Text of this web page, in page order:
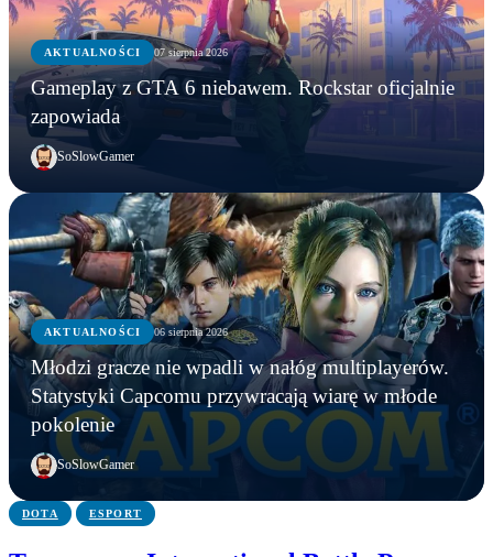
AKTUALNOŚCI 07 sierpnia 2026
Gameplay z GTA 6 niebawem. Rockstar oficjalnie
zapowiada
SoSlowGamer
AKTUALNOŚCI 06 sierpnia 2026
Młodzi gracze nie wpadli w nałóg multiplayerów.
Statystyki Capcomu przywracają wiarę w młode
pokolenie
SoSlowGamer
AKTUALNOŚCI
WWE chce zastrzec znak towarowy „Vice City”.
Przypadek?
AKTUALNOŚCI
Gameplay z GTA 6 niebawem. Rockstar oficjalnie
zapowiada
AKTUALNOŚCI
Młodzi gracze nie wpadli w nałóg multiplayerów.
Statystyki Capcomu przywracają wiarę w młode
pokolenie
DOTA ESPORT